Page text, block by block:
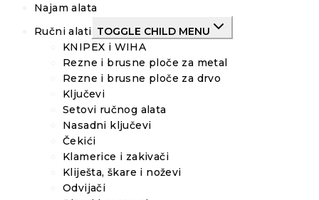
Najam alata
Ručni alati TOGGLE CHILD MENU
KNIPEX i WIHA
Rezne i brusne ploče za metal
Rezne i brusne ploče za drvo
Ključevi
Setovi ručnog alata
Nasadni ključevi
Čekići
Klamerice i zakivači
Kliješta, škare i noževi
Odvijači